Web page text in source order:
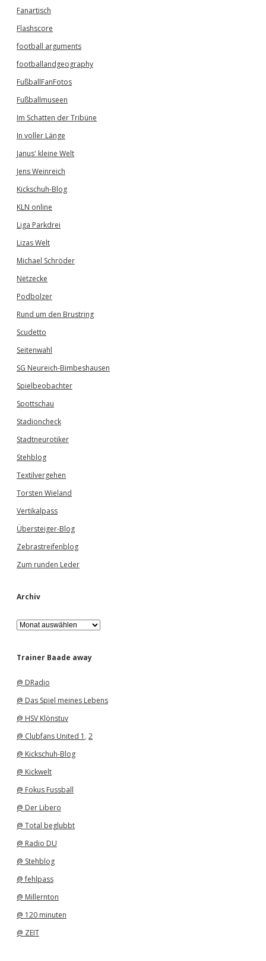
Fanartisch
Flashscore
football arguments
footballandgeography
FußballFanFotos
Fußballmuseen
Im Schatten der Tribüne
In voller Länge
Janus' kleine Welt
Jens Weinreich
Kickschuh-Blog
KLN online
Liga Parkdrei
Lizas Welt
Michael Schröder
Netzecke
Podbolzer
Rund um den Brustring
Scudetto
Seitenwahl
SG Neureich-Bimbeshausen
Spielbeobachter
Spottschau
Stadioncheck
Stadtneurotiker
Stehblog
Textilvergehen
Torsten Wieland
Vertikalpass
Übersteiger-Blog
Zebrastreifenblog
Zum runden Leder
Archiv
A
r
h
Trainer Baade away
@ DRadio
@ Das Spiel meines Lebens
@ HSV Klönstuv
@ Clubfans United 1 , 2
@ Kickschuh-Blog
@ Kickwelt
@ Fokus Fussball
@ Der Libero
@ Total beglubbt
@ Radio DU
@ Stehblog
@ fehlpass
@ Millernton
@ 120 minuten
@ ZEIT